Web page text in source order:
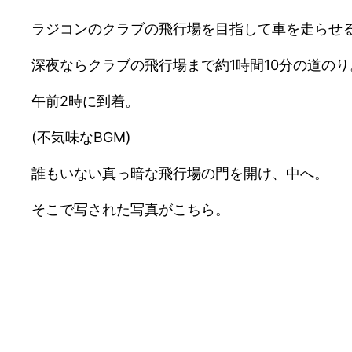
ラジコンのクラブの飛行場を目指して車を走らせ
深夜ならクラブの飛行場まで約1時間10分の道の
午前2時に到着。
(不気味なBGM)
誰もいない真っ暗な飛行場の門を開け、中へ。
そこで写された写真がこちら。